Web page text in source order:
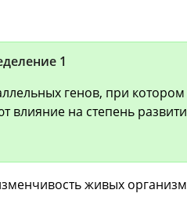
1
генов, при
на степень
живых